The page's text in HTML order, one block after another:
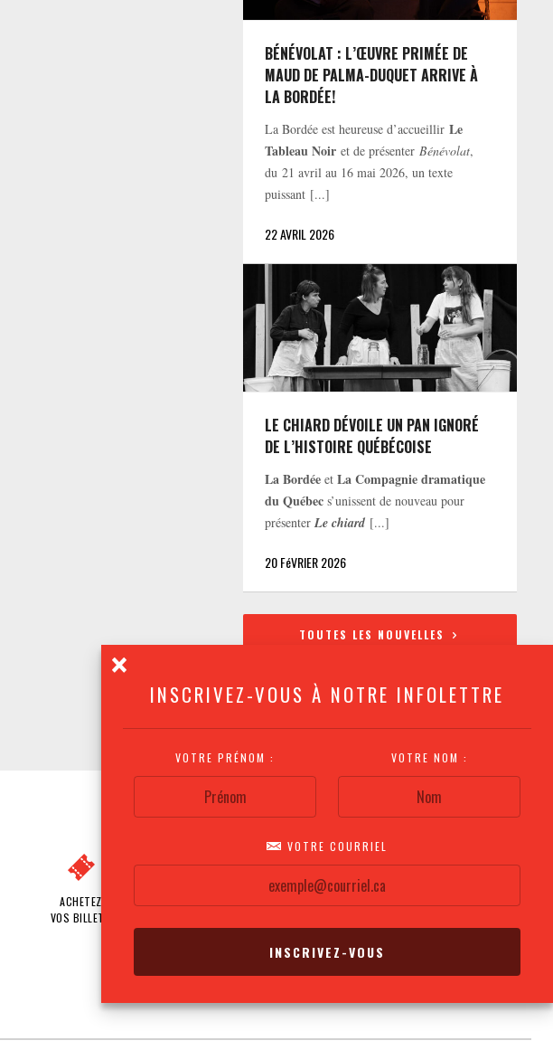
INSCRIVEZ-VOUS À NOTRE INFOLETTRE
VOTRE PRÉNOM : VOTRE NOM :
VOTRE COURRIEL
BÉNÉVOLAT : L’ŒUVRE PRIMÉE DE
MAUD DE PALMA-DUQUET ARRIVE À
LA BORDÉE!
La Bordée est heureuse d’accueillirLe
Tableau Noir et de présenterBénévolat,
du 21 avril au 16 mai 2026, un texte
puissant [...]
22 AVRIL 2026
LE CHIARD DÉVOILE UN PAN IGNORÉ
DE L’HISTOIRE QUÉBÉCOISE
La Bordée etLa Compagnie dramatique
du Québec s’unissent de nouveau pour
présenterLe chiard [...]
20 FéVRIER 2026
TOUTES LES NOUVELLES
ACHETEZ
VOS BILLETS